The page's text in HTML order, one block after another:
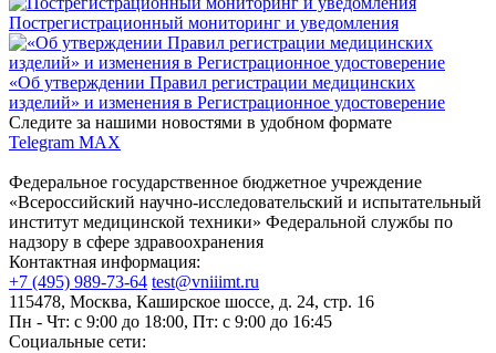
Пострегистрационный мониторинг и уведомления
«Об утверждении Правил регистрации медицинских
изделий» и изменения в Регистрационное удостоверение
Следите за нашими новостями в удобном формате
Telegram MAX
Федеральное государственное бюджетное учреждение
«Всероссийский научно-исследовательский и испытательный
институт медицинской техники» Федеральной службы по
надзору в сфере здравоохранения
Контактная информация:
+7 (495) 989-73-64 test@vniiimt.ru
115478, Москва, Каширское шоссе, д. 24, стр. 16
Пн - Чт: с 9:00 до 18:00, Пт: с 9:00 до 16:45
Социальные сети: